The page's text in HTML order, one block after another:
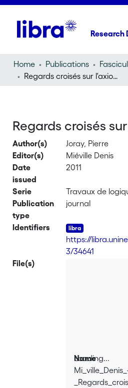
Research
Home Publications
Regards croisés sur l'axiomatique
Regards croisés
Author(s)
Joray, Pierre
Editor(s)
Miéville Denis
Date
issued
2011
Serie
Travaux de
Publication
type
journal
Identifiers
https://
3/34641
File(s)
Loading...
Loading...
Name